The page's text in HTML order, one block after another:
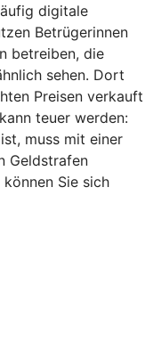
digitale
Betrügerinnen
betreiben, die
sehen. Dort
Preisen verkauft
teuer werden:
muss mit einer
Geldstrafen
Sie sich